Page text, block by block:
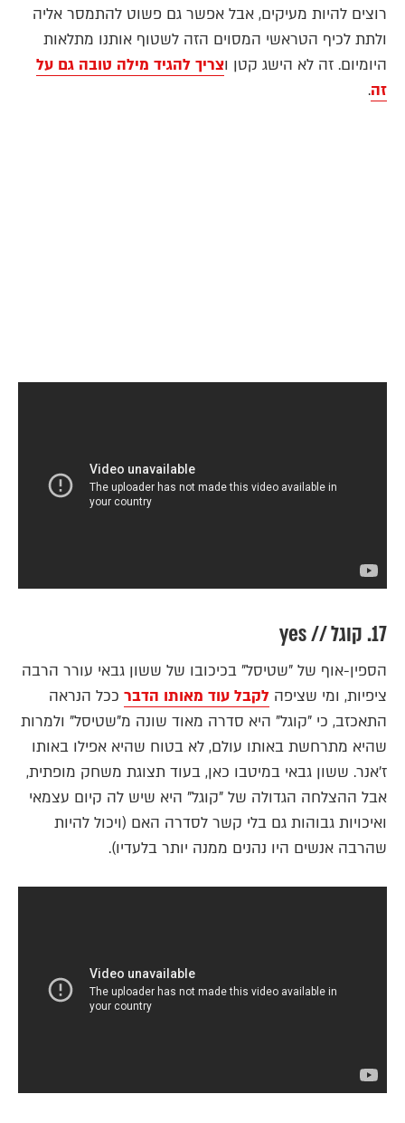
רוצים להיות מעיקים, אבל אפשר גם פשוט להתמסר אליה
ולתת לכיף הטראשי המסוים הזה לשטוף אותנו מתלאות
היומיום. זה לא הישג קטן וצריך להגיד מילה טובה גם על
זה.
17. קוגל // yes
הספין-אוף של "שטיסל" בכיכובו של ששון גבאי עורר הרבה
ציפיות, ומי שציפה לקבל עוד מאותו הדבר ככל הנראה
התאכזב, כי "קוגל" היא סדרה מאוד שונה מ"שטיסל" ולמרות
שהיא מתרחשת באותו עולם, לא בטוח שהיא אפילו באותו
ז'אנר. ששון גבאי במיטבו כאן, בעוד תצוגת משחק מופתית,
אבל ההצלחה הגדולה של "קוגל" היא שיש לה קיום עצמאי
ואיכויות גבוהות גם בלי קשר לסדרה האם (ויכול להיות
שהרבה אנשים היו נהנים ממנה יותר בלעדיו).